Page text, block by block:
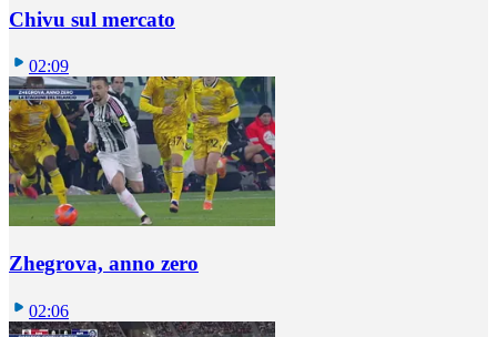
Chivu sul mercato
02:09
Zhegrova, anno zero
02:06